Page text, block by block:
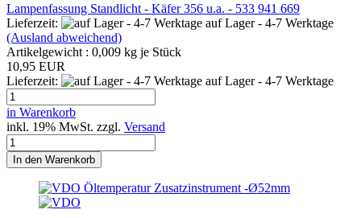
Lam­pen­fas­sung Standlicht - Käfer 356 u.a. - 533 941 669
Lieferzeit:
auf Lager - 4-7 Werktage
(Ausland abweichend)
Artikelgewicht : 0,009 kg je Stück
10,95 EUR
Lieferzeit:
auf Lager - 4-7 Werktage
in Warenkorb
inkl. 19% MwSt. zzgl. Versand
In den Warenkorb